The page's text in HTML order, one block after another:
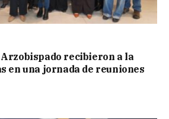
recibieron a la
en una jornada de reuniones